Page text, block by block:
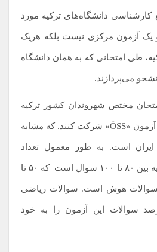
دانشگا‌ه‌های ترکیه مورد
یک آزمون مرکزی نیست بلکه هریک
طی امتحانی که به همان دانشگاه
می‌پردازند.
مختص شهروندان کشور ترکیه
نیست و این افراد باید در آزمون «ÖSS» شرکت کنند. که مشابه
است. به طور معمول تعداد
است که ۵۰ تا
سوالات هوش است. سوالات ریاضی
۳۰ تا ۴۰ درصد سوالات این آزمون را به خود